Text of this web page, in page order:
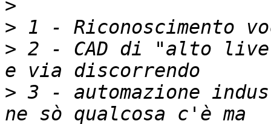
>
>
> 2 - CAD di "alto
> 3 - automazione